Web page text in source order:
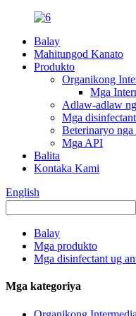
Balay
Mahitungod Kanato
Produkto
Organikong
Mga
Adlaw-adlaw
Mga
Beterinaryo
Mga API
Balita
Kontaka Kami
English
Balay
Mga produkto
Mga disinfectant ug
Mga kategoriya